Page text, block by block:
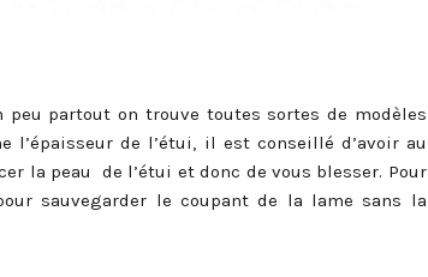
partout on trouve toutes sortes de modèles
de l’étui, il est conseillé d’avoir au
la peau de l’étui et donc de vous blesser. Pour
sauvegarder le coupant de la lame sans la